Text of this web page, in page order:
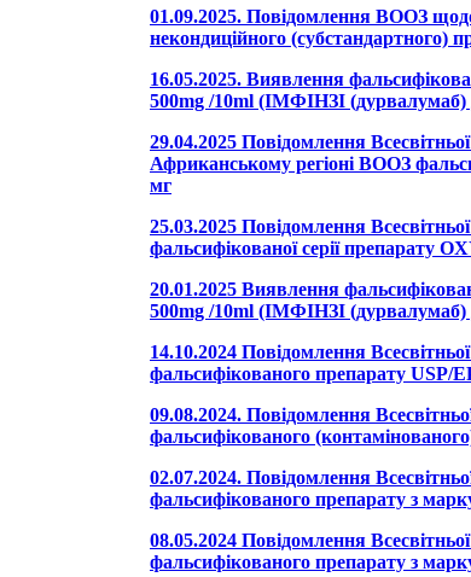
01.09.2025. Повідомлення ВООЗ
некондиційного
16.05.2025. Виявлення
500mg /10ml (ІМФІНЗІ (дурвалумаб)
29.04.2025 Повідомлення
Африканському регіоні ВООЗ
мг
25.03.2025 Повідомлення
фальсифікованої серії препарату
20.01.2025 Виявлення
500mg /10ml (ІМФІНЗІ (дурвалумаб)
14.10.2024 Повідомлення
фальсифікованого препарату
09.08.2024. Повідомлення
фальсифікованого
02.07.2024. Повідомлення
фальсифікованого препарату з
08.05.2024 Повідомлення
фальсифікованого препарату з